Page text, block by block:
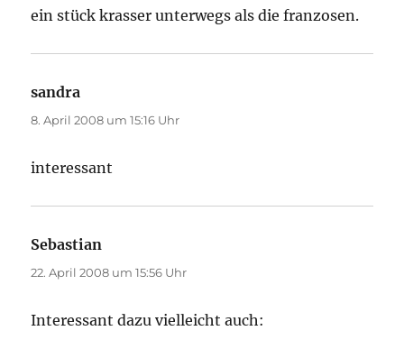
ein stück krasser unterwegs als die franzosen.
sandra
8. April 2008 um 15:16 Uhr
interessant
Sebastian
22. April 2008 um 15:56 Uhr
Interessant dazu vielleicht auch: